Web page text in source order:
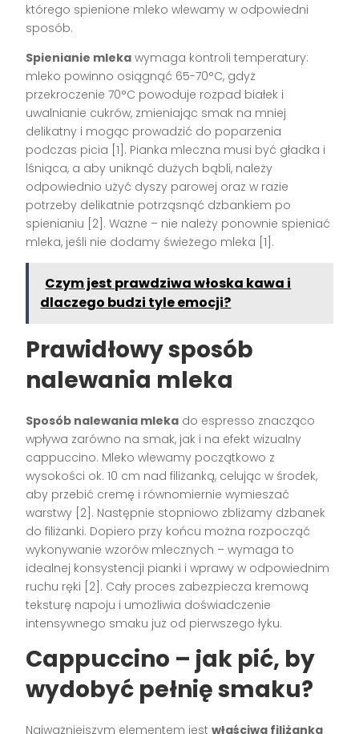
którego spienione mleko wlewamy w odpowiedni
sposób.
Spienianie mleka wymaga kontroli temperatury:
mleko powinno osiągnąć 65-70°C, gdyż
przekroczenie 70°C powoduje rozpad białek i
uwalnianie cukrów, zmieniając smak na mniej
delikatny i mogąc prowadzić do poparzenia
podczas picia [1] . Pianka mleczna musi być gładka i
lśniąca, a aby uniknąć dużych bąbli, należy
odpowiednio użyć dyszy parowej oraz w razie
potrzeby delikatnie potrząsnąć dzbankiem po
spienianiu [2] . Ważne – nie należy ponownie spieniać
mleka, jeśli nie dodamy świeżego mleka [1] .
Czym jest prawdziwa włoska kawa i
dlaczego budzi tyle emocji?
Prawidłowy sposób
nalewania mleka
Sposób nalewania mleka do espresso znacząco
wpływa zarówno na smak, jak i na efekt wizualny
cappuccino. Mleko wlewamy początkowo z
wysokości ok. 10 cm nad filiżanką, celując w środek,
aby przebić cremę i równomiernie wymieszać
warstwy [2] . Następnie stopniowo zbliżamy dzbanek
do filiżanki. Dopiero przy końcu można rozpocząć
wykonywanie wzorów mlecznych – wymaga to
idealnej konsystencji pianki i wprawy w odpowiednim
ruchu ręki [2] . Cały proces zabezpiecza kremową
teksturę napoju i umożliwia doświadczenie
intensywnego smaku już od pierwszego łyku.
Cappuccino – jak pić, by
wydobyć pełnię smaku?
Najważniejszym elementem jestwłaściwa filiżanka